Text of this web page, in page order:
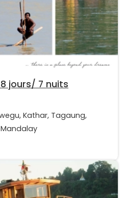
jours/ 7 nuits
Kathar, Tagaung,